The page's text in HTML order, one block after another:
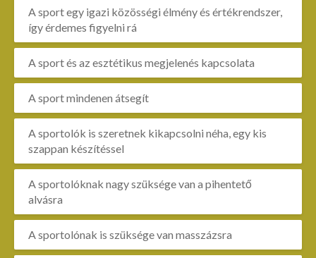
A sport egy igazi közösségi élmény és értékrendszer,
így érdemes figyelni rá
A sport és az esztétikus megjelenés kapcsolata
A sport mindenen átsegít
A sportolók is szeretnek kikapcsolni néha, egy kis
szappan készítéssel
A sportolóknak nagy szüksége van a pihentető
alvásra
A sportolónak is szüksége van masszázsra